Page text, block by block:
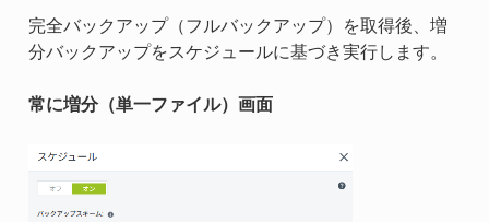
完全バックアップ（フルバックアップ）を取得後、増
分バックアップをスケジュールに基づき実行します。
常に増分（単一ファイル）画面